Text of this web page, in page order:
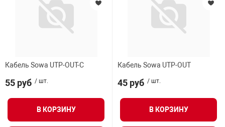
Кабель Sowa UTP-OUT-С
55 руб / шт.
В КОРЗИНУ
Кабель Sowa UTP-OUT
45 руб / шт.
В КОРЗИНУ